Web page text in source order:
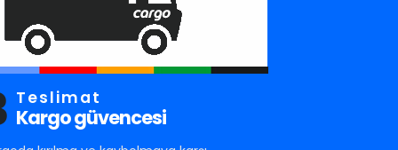
Teslimat
Kargo güvencesi